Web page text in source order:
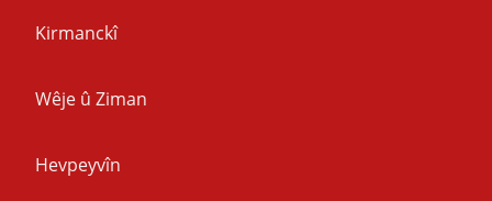
Kirmanckî
Wêje û Ziman
Hevpeyvîn